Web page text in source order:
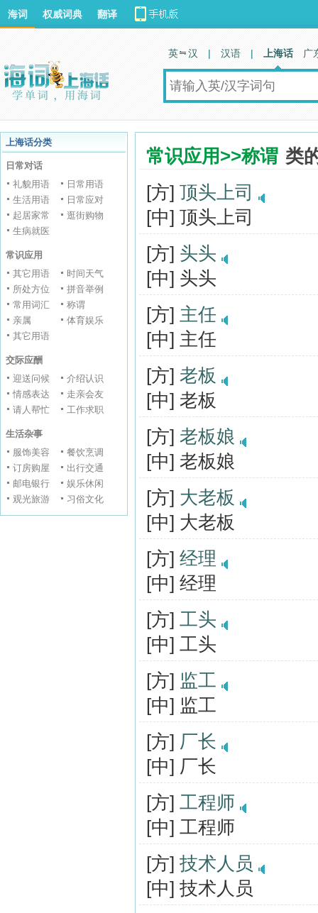
海词 权威词典 翻译
英 汉 | 汉语 | 上海话 广
上海话分类
日常对话
礼貌用语
日常用语
生活用语
日常应对
起居家常
逛街购物
生病就医
常识应用
其它用语
时间天气
所处方位
拼音举例
常用词汇
称谓
亲属
体育娱乐
其它用语
交际应酬
迎送问候
介绍认识
情感表达
走亲会友
请人帮忙
工作求职
生活杂事
服饰美容
餐饮烹调
订房购屋
出行交通
邮电银行
娱乐休闲
观光旅游
习俗文化
常识应用>>称谓 类
[方] 顶头上司
[中] 顶头上司
[方] 头头
[中] 头头
[方] 主任
[中] 主任
[方] 老板
[中] 老板
[方] 老板娘
[中] 老板娘
[方] 大老板
[中] 大老板
[方] 经理
[中] 经理
[方] 工头
[中] 工头
[方] 监工
[中] 监工
[方] 厂长
[中] 厂长
[方] 工程师
[中] 工程师
[方] 技术人员
[中] 技术人员